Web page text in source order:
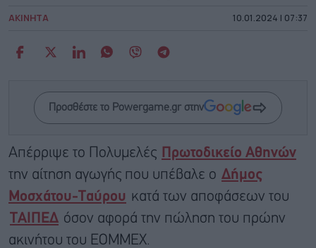
ΑΚΙΝΗΤΑ 10.01.2024 | 07:37
Προσθέστε το Powergame.gr στην
Απέρριψε το Πολυμελές
Πρωτοδικείο Αθηνών
την αίτηση αγωγής που υπέβαλε ο Δήμος
Μοσχάτου-Ταύρου κατά των αποφάσεων του
ΤΑΙΠΕΔ όσον αφορά την πώληση του πρώην
ακινήτου του ΕΟΜΜΕΧ.